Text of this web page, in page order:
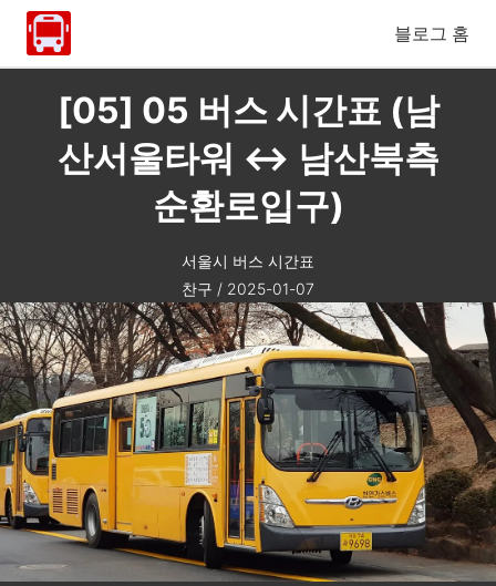
블로그 홈
[05] 05 버스 시간표 (남
산서울타워 ↔ 남산북측
순환로입구)
서울시 버스 시간표
찬구 / 2025-01-07